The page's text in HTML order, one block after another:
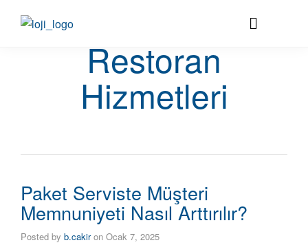
Restoran
Hizmetleri
Paket Serviste Müşteri
Memnuniyeti Nasıl Arttırılır?
Posted by b.cakir on Ocak 7, 2025